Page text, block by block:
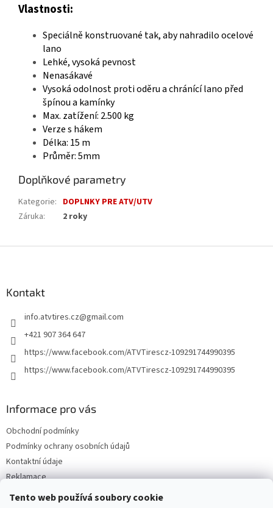
Tento web používá soubory cookie
Vlastnosti:
Speciálně konstruované tak, aby nahradilo ocelové
lano
Lehké, vysoká pevnost
Nenasákavé
Vysoká odolnost proti oděru a chránící lano před
špínou a kamínky
Max. zatížení: 2.500 kg
Verze s hákem
Délka: 15 m
Průměr: 5mm
Doplňkové parametry
Kategorie: DOPLNKY PRE ATV/UTV
Záruka: 2 roky
Kontakt
info.atvtires.cz@gmail.com
+421 907 364 647
https://www.facebook.com/ATVTirescz-109291744990395
https://www.facebook.com/ATVTirescz-109291744990395
Informace pro vás
Obchodní podmínky
Podmínky ochrany osobních údajů
Kontaktní údaje
Reklamace